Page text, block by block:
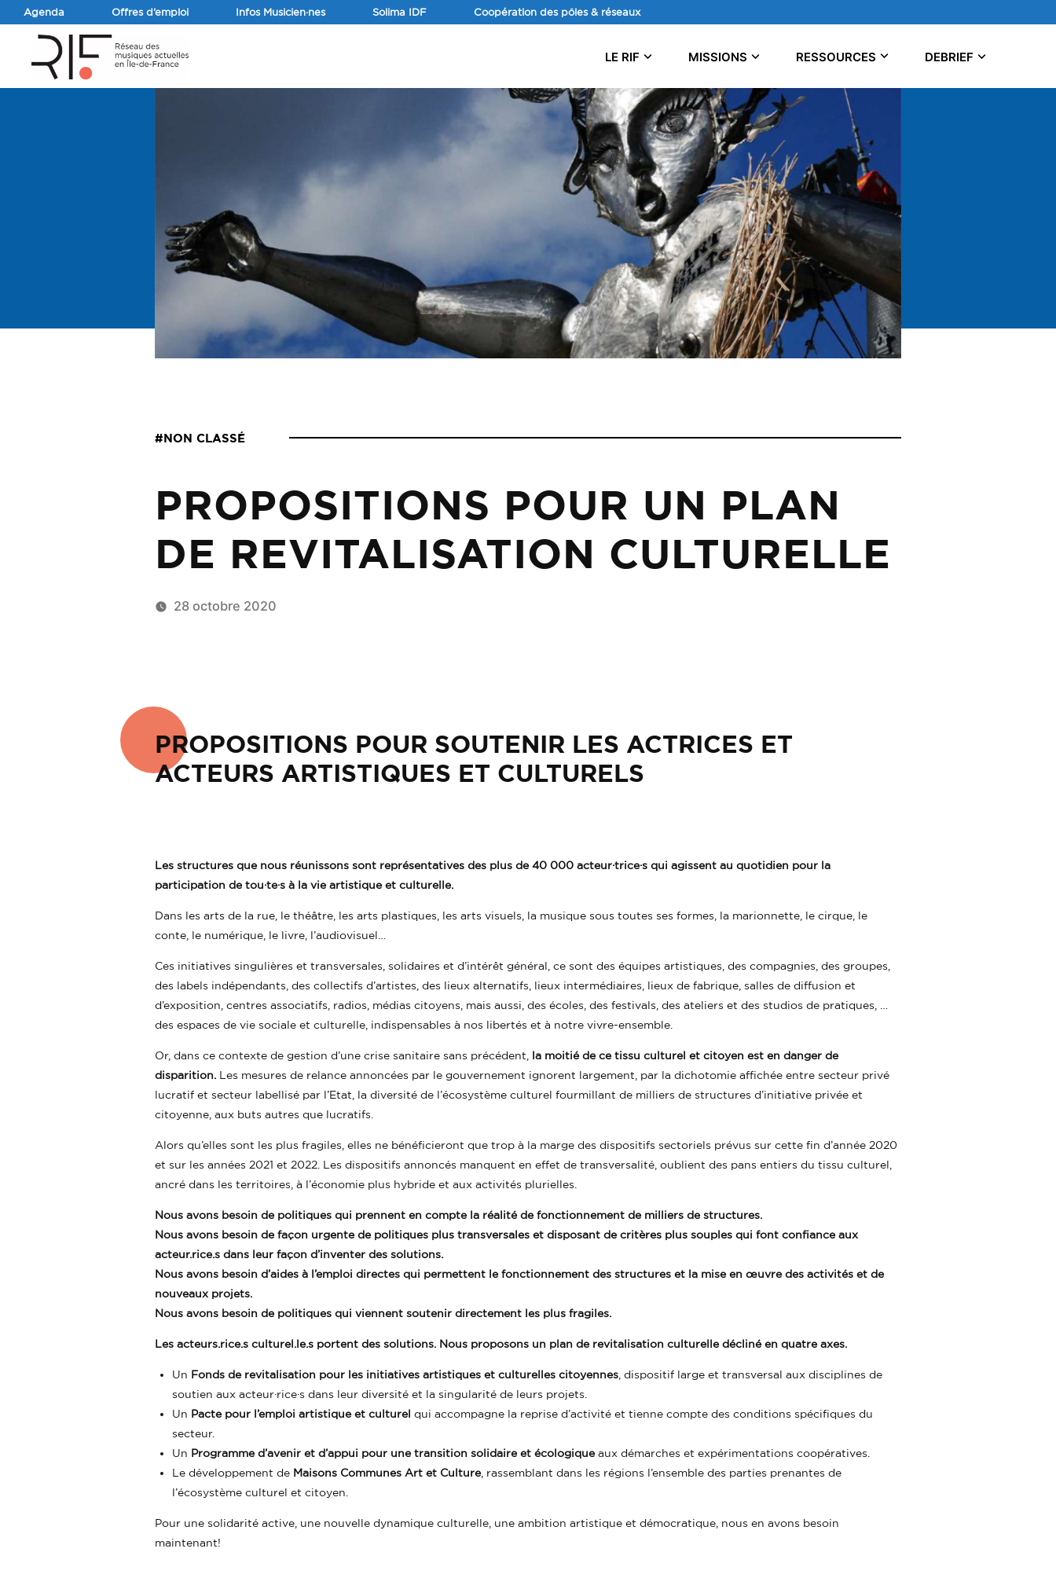
Aller
Agenda Offres d’emploi Infos Musicien·nes Solima IDF Coopération des pôles & réseaux
LE RIF MISSIONS RESSOURCES DEBRIEF
#NON CLASSÉ
PROPOSITIONS POUR UN PLAN
DE REVITALISATION CULTURELLE
28 octobre 2020
PROPOSITIONS POUR SOUTENIR LES ACTRICES ET
ACTEURS ARTISTIQUES ET CULTURELS
Les structures que nous réunissons sont représentatives des plus de 40 000 acteur·trice·s qui agissent au quotidien pour la
participation de tou·te·s à la vie artistique et culturelle.
Dans les arts de la rue, le théâtre, les arts plastiques, les arts visuels, la musique sous toutes ses formes, la marionnette, le cirque, le
conte, le numérique, le livre, l’audiovisuel…
Ces initiatives singulières et transversales, solidaires et d’intérêt général, ce sont des équipes artistiques, des compagnies, des groupes,
des labels indépendants, des collectifs d’artistes, des lieux alternatifs, lieux intermédiaires, lieux de fabrique, salles de diffusion et
d’exposition, centres associatifs, radios, médias citoyens, mais aussi, des écoles, des festivals, des ateliers et des studios de pratiques, …
des espaces de vie sociale et culturelle, indispensables à nos libertés et à notre vivre-ensemble.
Or, dans ce contexte de gestion d’une crise sanitaire sans précédent, la moitié de ce tissu culturel et citoyen est en danger de
disparition. Les mesures de relance annoncées par le gouvernement ignorent largement, par la dichotomie affichée entre secteur privé
lucratif et secteur labellisé par l’Etat, la diversité de l’écosystème culturel fourmillant de milliers de structures d’initiative privée et
citoyenne, aux buts autres que lucratifs.
Alors qu’elles sont les plus fragiles, elles ne bénéficieront que trop à la marge des dispositifs sectoriels prévus sur cette fin d’année 2020
et sur les années 2021 et 2022. Les dispositifs annoncés manquent en effet de transversalité, oublient des pans entiers du tissu culturel,
ancré dans les territoires, à l’économie plus hybride et aux activités plurielles.
Nous avons besoin de politiques qui prennent en compte la réalité de fonctionnement de milliers de structures.
Nous avons besoin de façon urgente de politiques plus transversales et disposant de critères plus souples qui font confiance aux
acteur.rice.s dans leur façon d’inventer des solutions.
Nous avons besoin d’aides à l’emploi directes qui permettent le fonctionnement des structures et la mise en œuvre des activités et de
nouveaux projets.
Nous avons besoin de politiques qui viennent soutenir directement les plus fragiles.
Les acteurs.rice.s culturel.le.s portent des solutions. Nous proposons un plan de revitalisation culturelle décliné en quatre axes.
Un Fonds de revitalisation pour les initiatives artistiques et culturelles citoyennes , dispositif large et transversal aux disciplines de
soutien aux acteur·rice·s dans leur diversité et la singularité de leurs projets.
Un Pacte pour l’emploi artistique et culturel qui accompagne la reprise d’activité et tienne compte des conditions spécifiques du
secteur.
Un Programme d’avenir et d’appui pour une transition solidaire et écologiqueaux démarches et expérimentations coopératives.
Le développement de Maisons Communes Art et Culture, rassemblant dans les régions l’ensemble des parties prenantes de
l’écosystème culturel et citoyen.
Pour une solidarité active, une nouvelle dynamique culturelle, une ambition artistique et démocratique, nous en avons besoin
maintenant!